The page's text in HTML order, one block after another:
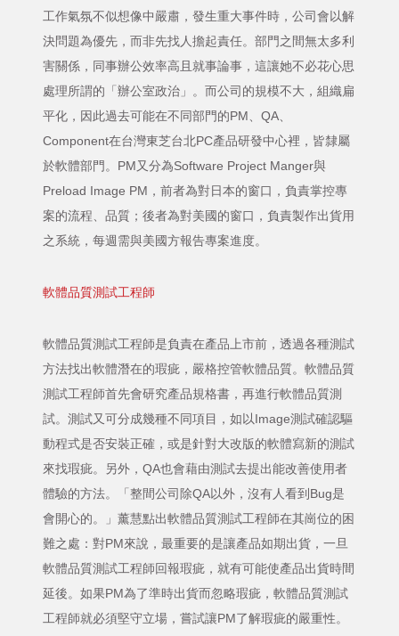
工作氣氛不似想像中嚴肅，發生重大事件時，公司會以解
決問題為優先，而非先找人擔起責任。部門之間無太多利
害關係，同事辦公效率高且就事論事，這讓她不必花心思
處理所謂的「辦公室政治」。而公司的規模不大，組織扁
平化，因此過去可能在不同部門的PM、QA、
Component在台灣東芝台北PC產品研發中心裡，皆隸屬
於軟體部門。PM又分為Software Project Manger與
Preload Image PM，前者為對日本的窗口，負責掌控專
案的流程、品質；後者為對美國的窗口，負責製作出貨用
之系統，每週需與美國方報告專案進度。
軟體品質測試工程師
軟體品質測試工程師是負責在產品上市前，透過各種測試
方法找出軟體潛在的瑕疵，嚴格控管軟體品質。軟體品質
測試工程師首先會研究產品規格書，再進行軟體品質測
試。測試又可分成幾種不同項目，如以Image測試確認驅
動程式是否安裝正確，或是針對大改版的軟體寫新的測試
來找瑕疵。另外，QA也會藉由測試去提出能改善使用者
體驗的方法。「整間公司除QA以外，沒有人看到Bug是
會開心的。」薰慧點出軟體品質測試工程師在其崗位的困
難之處：對PM來說，最重要的是讓產品如期出貨，一旦
軟體品質測試工程師回報瑕疵，就有可能使產品出貨時間
延後。如果PM為了準時出貨而忽略瑕疵，軟體品質測試
工程師就必須堅守立場，嘗試讓PM了解瑕疵的嚴重性。